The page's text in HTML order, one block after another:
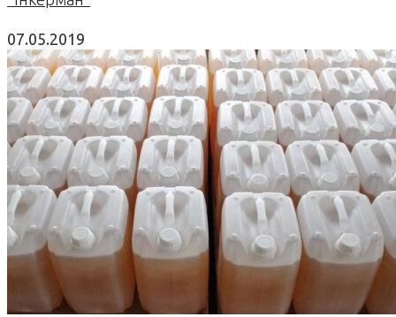
07.05.2019